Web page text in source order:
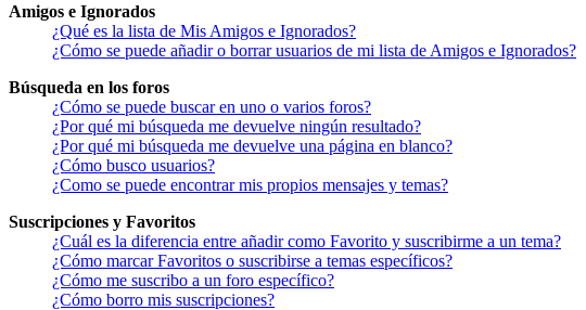
Amigos e Ignorados
¿Qué es la lista de Mis Amigos e Ignorados?
¿Cómo se puede añadir o borrar usuarios de mi lista de Amigos e Ignorados?
Búsqueda en los foros
¿Cómo se puede buscar en uno o varios foros?
¿Por qué mi búsqueda me devuelve ningún resultado?
¿Por qué mi búsqueda me devuelve una página en blanco?
¿Cómo busco usuarios?
¿Como se puede encontrar mis propios mensajes y temas?
Suscripciones y Favoritos
¿Cuál es la diferencia entre añadir como Favorito y suscribirme a un tema?
¿Cómo marcar Favoritos o suscribirse a temas específicos?
¿Cómo me suscribo a un foro específico?
¿Cómo borro mis suscripciones?